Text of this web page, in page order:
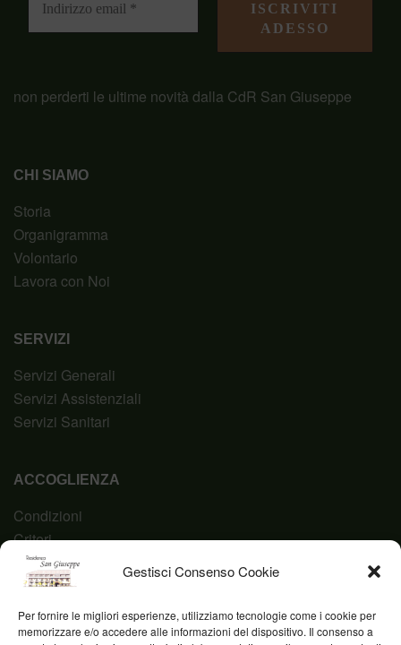
Gestisci Consenso Cookie
Per fornire le migliori esperienze, utilizziamo tecnologie come i cookie per
memorizzare e/o accedere alle informazioni del dispositivo. Il consenso a
CHI SIAMO
Storia
Organigramma
Volontario
Lavora con Noi
SERVIZI
Servizi Generali
Servizi Assistenziali
Servizi Sanitari
ACCOGLIENZA
Condizioni
Criteri
Domanda
Codice Etico
non perderti le ultime novità dalla CdR San Giuseppe